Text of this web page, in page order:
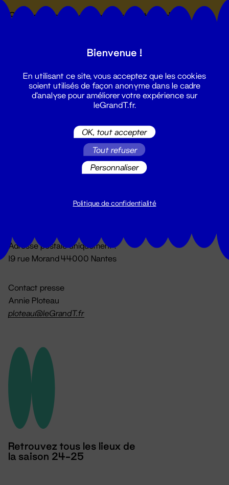
Suivez toutes les actualités du
Du lundi au vendredi 14h → 18h
Adresse postale uniquement :
19 rue Morand 44000 Nantes
Contact presse
Annie Ploteau
ploteau@leGrandT.fr
Retrouvez tous les lieux de
la saison 24-25
Bienvenue !
En utilisant ce site, vous acceptez que les cookies
soient utilisés de façon anonyme dans le cadre
d'analyse pour améliorer votre expérience sur
leGrandT.fr.
OK, tout accepter
Tout refuser
Personnaliser
Politique de confidentialité